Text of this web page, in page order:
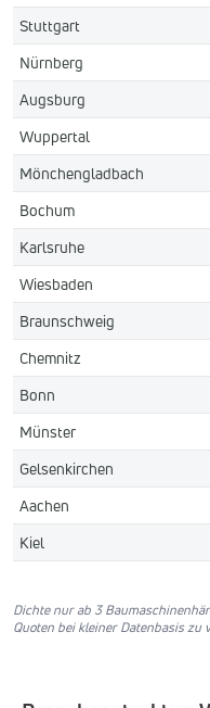
Stuttgart
Nürnberg
Augsburg
Wuppertal
Mönchengladbach
Bochum
Karlsruhe
Wiesbaden
Braunschweig
Chemnitz
Bonn
Münster
Gelsenkirchen
Aachen
Kiel
Dichte nur ab 3
Quoten bei kleiner Datenbasis zu